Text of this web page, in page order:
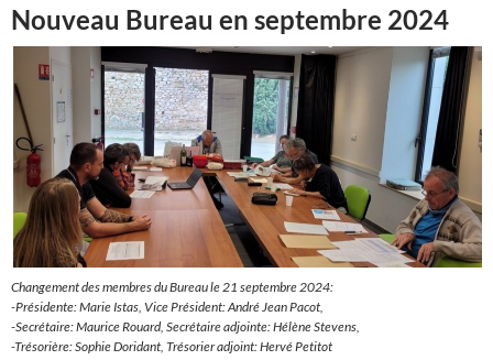
Nouveau Bureau en septembre 2024
Changement des membres du Bureau le 21 septembre 2024:
-Présidente: Marie Istas, Vice Président: André Jean Pacot,
-Secrétaire: Maurice Rouard, Secrétaire adjointe: Hélène Stevens,
-Trésorière: Sophie Doridant, Trésorier adjoint: Hervé Petitot